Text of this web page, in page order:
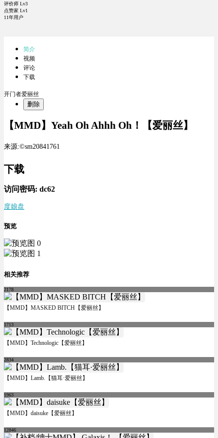
评价师 Lv3
点赞家 Lv1
11年用户
简介
视频
评论
下载
开门者爱丽丝
删除
【MMD】Yeah Oh Ahhh Oh！【爱丽丝】
来源:©sm20841761
下载
访问密码: dc62
度娘盘
预览
相关推荐
2178
【MMD】MASKED BITCH【爱丽丝】
1713
【MMD】Technologic【爱丽丝】
2834
【MMD】Lamb.【猫耳·爱丽丝】
1963
【MMD】daisuke【爱丽丝】
12846